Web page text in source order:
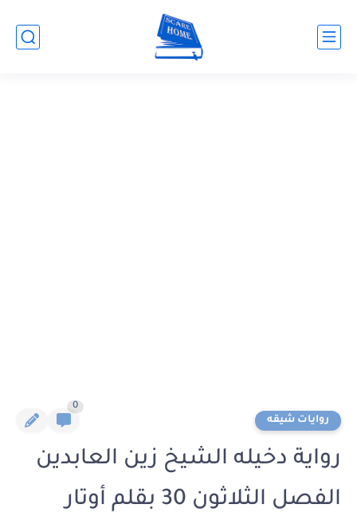
روايات شيقه
0
رواية دخيله الشيخ زين العابدين
الفصل الثلاثون 30 بقلم أوتار